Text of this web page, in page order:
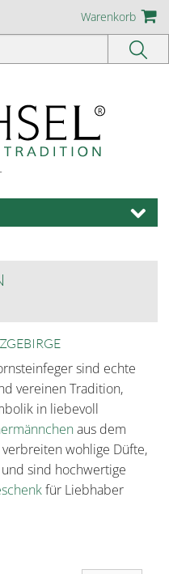
Warenkorb
sind echte
vereinen Tradition,
in liebevoll
aus dem
wohlige Düfte,
sind hochwertige
für Liebhaber